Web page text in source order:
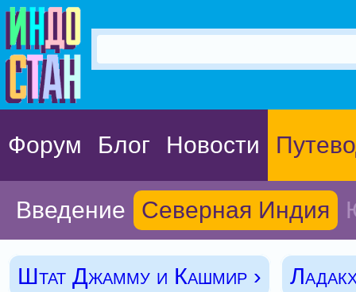
Форум Блог Новости
Введение Северная Индия
Штат Джамму и Кашмир ›